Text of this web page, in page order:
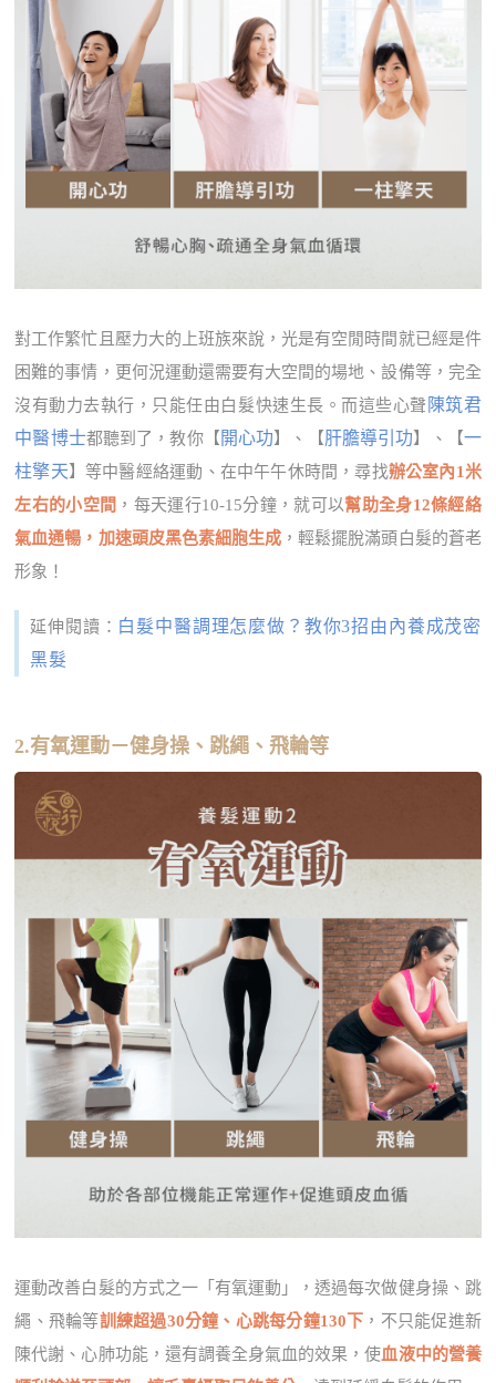
對工作繁忙且壓力大的上班族來說，光是有空閒時間就已經是件
困難的事情，更何況運動還需要有大空間的場地、設備等，完全
沒有動力去執行，只能任由白髮快速生長。而這些心聲 陳筑君
中醫博士都聽到了，教你【 開心功】、【肝膽導引功】、【一
柱擎天】等中醫經絡運動、在中午午休時間，尋找辦公室內1米
左右的小空間 ，每天運行10-15分鐘，就可以幫助全身12條經絡
氣血通暢，加速頭皮黑色素細胞生成 ，輕鬆擺脫滿頭白髮的蒼老
形象！
延伸閱讀： 白髮中醫調理怎麼做？教你3招由內養成茂密
黑髮
2.有氧運動－健身操、跳繩、飛輪等
運動改善白髮的方式之一「有氧運動」，透過每次做健身操、跳
繩、飛輪等訓練超過30分鐘、心跳每分鐘130下 ，不只能促進新
陳代謝、心肺功能，還有調養全身氣血的效果，使血液中的營養